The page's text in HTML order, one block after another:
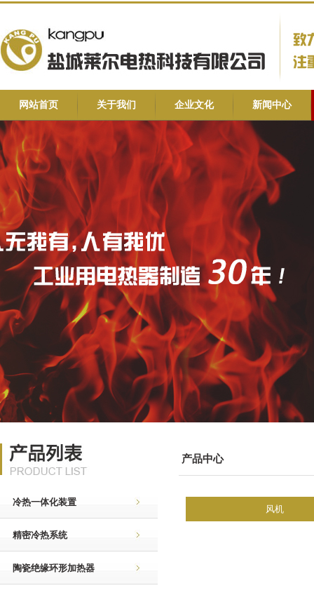
网站首页 关于我们 企业文化 新闻中心
冷热一体化装置
精密冷热系统
陶瓷绝缘环形加热器
产品中心
风机